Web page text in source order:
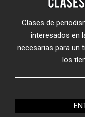
Clases de
interesados en
necesarias para un
los